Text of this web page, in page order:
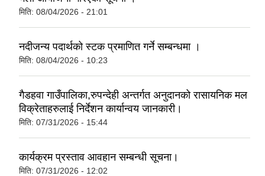
मिति: 08/04/2026 - 21:01
नदीजन्य पदार्थको स्टक प्रमाणित गर्ने सम्बन्धमा ।
मिति: 08/04/2026 - 10:23
गैडहवा गाउँपालिका,रुपन्देही अन्तर्गत अनुदानको रासायनिक मल
विक्रेताहरुलाई निर्देशन कार्यान्वय जानकारी।
मिति: 07/31/2026 - 15:44
कार्यक्रम प्रस्ताव आवहान सम्बन्धी सूचना।
मिति: 07/31/2026 - 12:02